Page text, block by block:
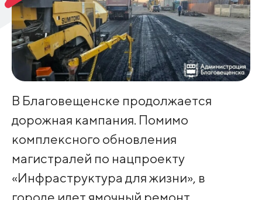
В Благовещенске продолжается
дорожная кампания. Помимо
комплексного обновления
магистралей по нацпроекту
«Инфраструктура для жизни», в